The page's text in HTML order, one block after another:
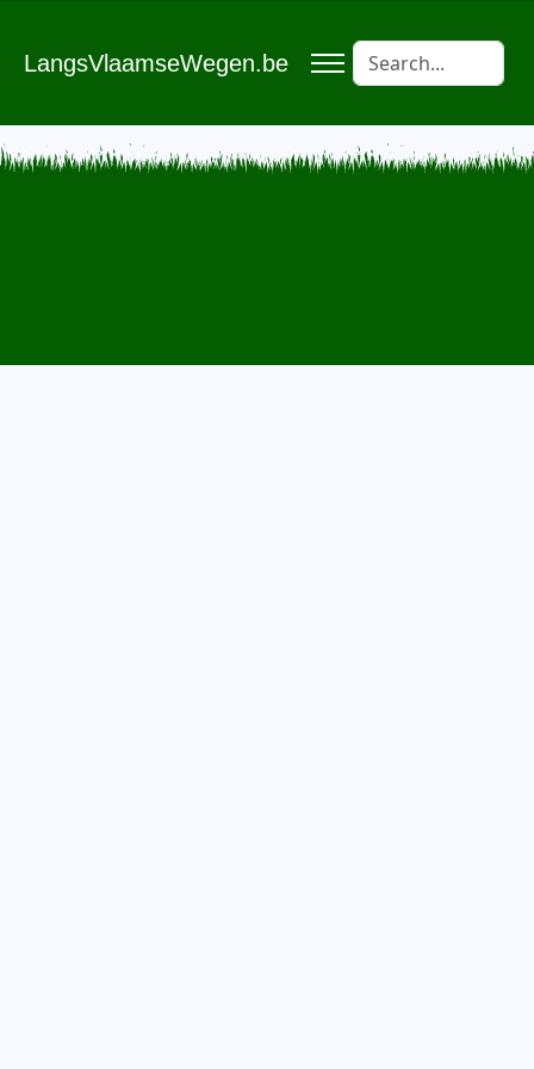
LangsVlaamseWegen.be